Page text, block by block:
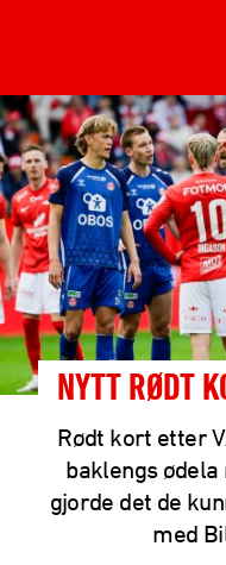
NYTT RØDT
Rødt kort etter
baklengs ødela
gjorde det de
med